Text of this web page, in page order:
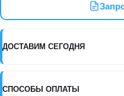
ДОСТАВИМ СЕГОДНЯ
СПОСОБЫ ОПЛАТЫ